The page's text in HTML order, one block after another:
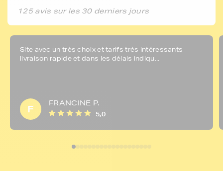
125 avis sur les 30 derniers jours
Site avec un très choix et tarifs très intéressants
livraison rapide et dans les délais indiqu...
F
FRANCINE P.
5,0